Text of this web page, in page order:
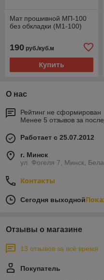
Мат прошивной МП-100
без обкладки (М1-100)
190 руб./куб.м
Купить
О нас
Рейтинг не сформирован
Менее 5 отзывов за
Работает с 25.07.2012
г. Минск
ул. Фогеля 7, Минск,
Контакты
Сегодня выходной
Отзывы о магазине
13 отзывов за всё время
Покупатель